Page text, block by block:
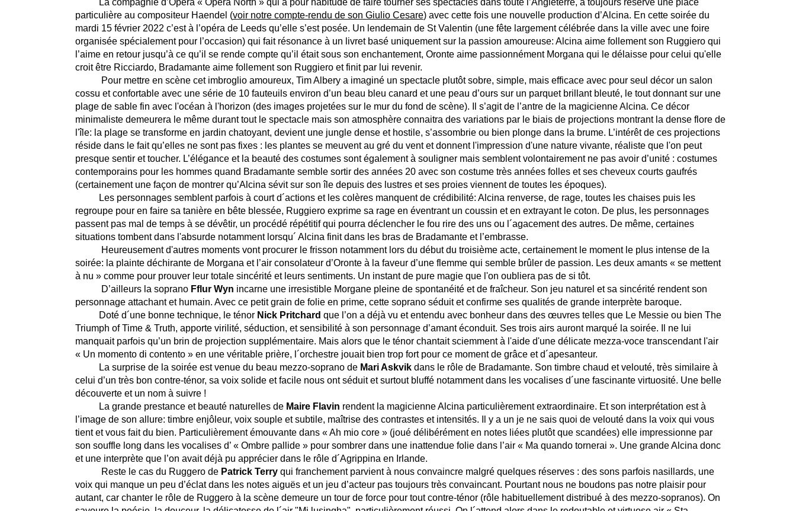
La compagnie d’Opéra « Opera North » qui a pour habitude de faire tourner ses spectacles dans toute l’Angleterre, a toujours réservé une place
particulière au compositeur Haendel (voir notre compte-rendu de son Giulio Cesare) avec cette fois une nouvelle production d’Alcina. En cette soirée du
mardi 15 février 2022 c’est à l’opéra de Leeds qu’elle s’est posée. Un lendemain de St Valentin (une fête largement célébrée dans la ville avec une foire
organisée spécialement pour l’occasion) qui fait résonance à un livret basé uniquement sur la passion amoureuse: Alcina aime follement son Ruggiero qui
l’aime en retour jusqu’à ce qu’il se rende compte qu’il était sous son enchantement, Oronte aime passionnément Morgana qui le délaisse pour celui qu'elle
croit être Ricciardo, Bradamante aime follement son Ruggiero et finit par lui revenir.
Pour mettre en scène cet imbroglio amoureux, Tim Albery a imaginé un spectacle plutôt sobre, simple, mais efficace avec pour seul décor un salon
cossu et confortable avec une série de 10 fauteuils environ d’un beau bleu canard et une peau d’ours sur un parquet brillant bleuté, le tout donnant sur une
plage de sable fin avec l'océan à l'horizon (des images projetées sur le mur du fond de scène). Il s’agit de l’antre de la magicienne Alcina. Ce décor
minimaliste demeurera le même durant tout le spectacle mais son atmosphère connaitra des variations par le biais de projections montrant la dense flore de
l'île: la plage se transforme en jardin chatoyant, devient une jungle dense et hostile, s’assombrie ou bien plonge dans la brume. L’intérêt de ces projections
réside dans le fait qu’elles ne sont pas fixes : les plantes se meuvent au gré du vent et donnent l'impression d'une nature vivante, réaliste que l'on peut
presque sentir et toucher. L’élégance et la beauté des costumes sontégalementà souligner mais semblent volontairement ne pas avoir d’unité : costumes
contemporains pour les hommes quand Bradamante semble sortir des années 20 avec son costume très années folles et ses cheveux courts gaufrés
(certainement une façon de montrer qu’Alcina sévit sur son île depuis des lustres et ses proies viennent de toutes les époques).
Les personnages semblent parfois à court d´actions et les colères manquent de crédibilité: Alcina renverse, de rage, toutes les chaises puis les
regroupe pour en faire sa tanière en bête blessée, Ruggiero exprime sa rage en éventrant un coussin et en extrayant le coton. De plus, les personnages
passent pas mal de temps à se dévêtir, un procédé répétitif qui pourra déclencher le fou rire des uns ou l´agacement des autres. De même, certaines
situations tombent dans l'absurde notamment lorsqu´ Alcina finit dans les bras de Bradamante et l’embrasse.
Heureusement d'autres moments vont procurer le frisson notamment lors du début du troisième acte, certainement le moment le plus intense de la
soirée: la plainte déchirante de Morgana et l’air consolateur d’Oronte à la faveur d’une flemme qui semble brûler de passion. Les deux amants« se mettent
à nu » comme pour prouver leur totale sincérité et leurs sentiments. Un instant de pure magie que l'on oubliera pas de si tôt.
D’ailleurs la soprano Fflur Wyn incarne une irresistible Morgane pleine de spontanéité et de fraîcheur. Son jeu naturel et sa sincérité rendent son
personnage attachant et humain. Avec ce petit grain de folie en prime, cette soprano séduit et confirme ses qualités de grande interprète baroque.
Doté d´une bonne technique, le ténor Nick Pritchard que l’on a déjà vu et entendu avec bonheur dans des œuvres telles que Le Messie ou bien The
Triumph of Time & Truth, apporte virilité, séduction, et sensibilité à son personnage d’amant éconduit. Ses trois airs auront marqué la soirée. Il ne lui
manquait parfois qu’un brin de projection supplémentaire. Mais alors que le ténor chantait sciemment à l'aide d'une délicate mezza-voce transcendant l'air
« Un momento di contento »en une véritable prière, l´orchestre jouait bien trop fort pour ce moment de grâce et d´apesanteur.
La surprise de la soirée est venue du beau mezzo-soprano de Mari Askvikdans le rôle de Bradamante. Son timbre chaud et velouté, très similaire à
celui d’un très bon contre-ténor, sa voix solide et facile nous ont séduit et surtout bluffé notamment dans les vocalises d´une fascinante virtuosité. Une belle
découverte et un nom à suivre !
La grande prestance et beauté naturelles de Maire Flavin rendent la magicienne Alcina particulièrement extraordinaire. Et son interprétation est à
l’image de son allure: timbre enjôleur, voix souple et subtile, maîtrise des contrastes et intensités. Il y a un je ne sais quoi de velouté dans la voix qui vous
tient et vous fait du bien. Particulièrement émouvante dans « Ah mio core » (joué délibérément en notes liées plutôt que scandées) elle impressionne par
son souffle long dans les vocalises d’ « Ombre pallide » pour sombrer dans une inattendue folie dans l’air « Ma quando tornerai ». Une grande Alcina donc
et une interprète que l’on avait déjà pu apprécier dans le rôle d´Agrippina en Irlande.
Reste le cas du Ruggero de Patrick Terryqui franchement parvient à nous convaincre malgré quelques réserves : des sons parfois nasillards, une
voix qui manque un peu d’éclat dans les notes aiguës et un jeu d’acteur pas toujours très convaincant. Pourtant nous ne boudons pas notre plaisir pour
autant, car chanter le rôle de Ruggero à la scène demeure un tour de force pour tout contre-ténor (rôle habituellement distribué à des mezzo-sopranos). On